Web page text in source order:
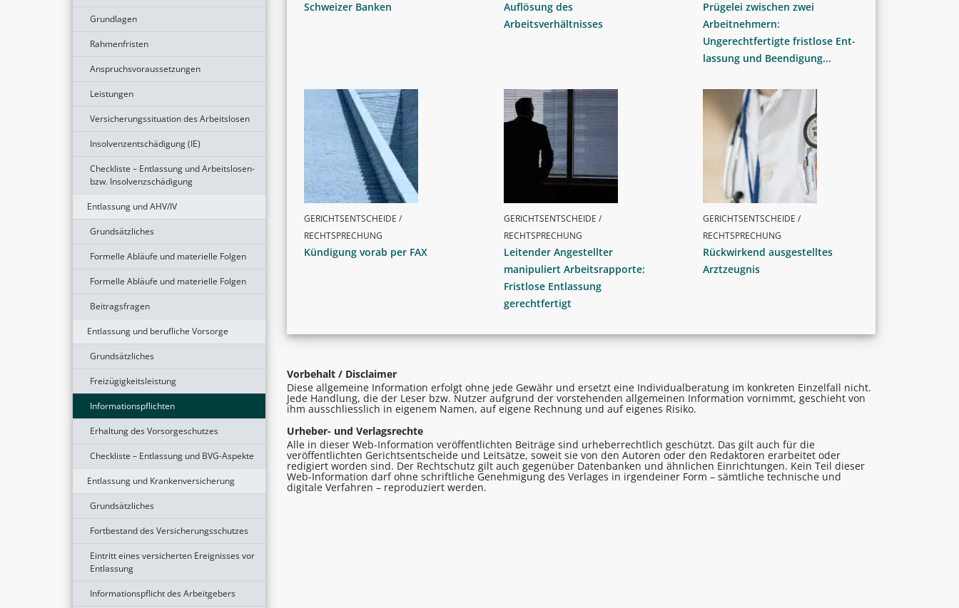
Grundlagen
Rahmenfristen
Anspruchsvoraussetzungen
Leistungen
Versicherungssituation des Arbeitslosen
Insolvenzentschädigung (IE)
Checkliste – Entlassung und Arbeitslosen-
bzw. Insolvenzschädigung
Entlassung und AHV/IV
Grundsätzliches
Formelle Abläufe und materielle Folgen
Formelle Abläufe und materielle Folgen
Beitragsfragen
Entlassung und berufliche Vorsorge
Grundsätzliches
Freizügigkeitsleistung
Informationspflichten
Erhaltung des Vorsorgeschutzes
Checkliste – Entlassung und BVG-Aspekte
Entlassung und Krankenversicherung
Grundsätzliches
Fortbestand des Versicherungsschutzes
Eintritt eines versicherten Ereignisses vor
Entlassung
Informationspflicht des Arbeitgebers
Schweizer Banken
Auflösung des
Arbeitsverhältnisses
Prügelei zwischen zwei
Arbeitnehmern:
Ungerechtfertigte fristlose Ent­
lassung und Beendigung...
GERICHTSENTSCHEIDE /
RECHTSPRECHUNG
Kündigung vorab per FAX
GERICHTSENTSCHEIDE /
RECHTSPRECHUNG
Leitender Angestellter
manipuliert Arbeitsrapporte:
Fristlose Entlassung
gerechtfertigt
GERICHTSENTSCHEIDE /
RECHTSPRECHUNG
Rückwirkend ausgestelltes
Arztzeugnis
Vorbehalt / Disclaimer
Diese allgemeine Information erfolgt ohne jede Gewähr und ersetzt eine Individualberatung im konkreten Einzelfall nicht.
Jede Handlung, die der Leser bzw. Nutzer aufgrund der vorstehenden allgemeinen Information vornimmt, geschieht von
ihm ausschliesslich in eigenem Namen, auf eigene Rechnung und auf eigenes Risiko.
Urheber- und Verlagsrechte
Alle in dieser Web-Information veröffentlichten Beiträge sind urheberrechtlich geschützt. Das gilt auch für die
veröffentlichten Gerichtsentscheide und Leitsätze, soweit sie von den Autoren oder den Redaktoren erarbeitet oder
redigiert worden sind. Der Rechtschutz gilt auch gegenüber Datenbanken und ähnlichen Einrichtungen. Kein Teil dieser
Web-Information darf ohne schriftliche Genehmigung des Verlages in irgendeiner Form – sämtliche technische und
digitale Verfahren – reproduziert werden.